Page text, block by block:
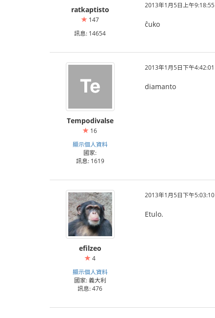
ratkaptisto
147
訊息: 14654
2013年1月5日上午9:18:55
ĉuko
Tempodivalse
16
顯示個人資料
國家:
訊息: 1619
2013年1月5日下午4:42:01
diamanto
efilzeo
4
顯示個人資料
國家: 義大利
訊息: 476
2013年1月5日下午5:03:10
Etulo.